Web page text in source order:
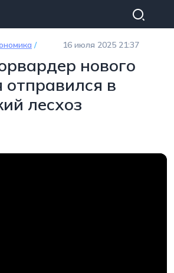
/ 16 июля 2025 21:37
нового
отправился в
лесхоз